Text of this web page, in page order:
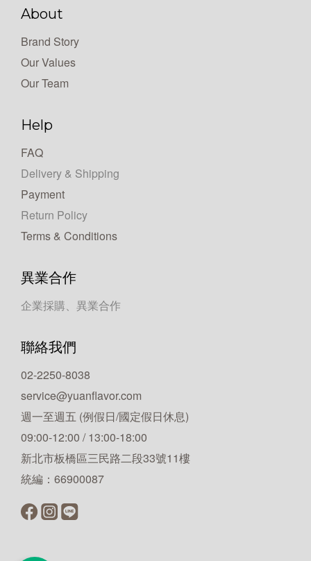
About
Brand Story
Our Values
Our Team
Help
FAQ
Delivery & Shipping
Payment
Return Policy
Terms & Conditions
異業合作
企業採購、異業合作
聯絡我們
02-2250-8038
service@yuanflavor.com
週一至週五 (例假日/國定假日休息)
09:00-12:00 / 13:00-18:00
新北市板橋區三民路二段33號11樓
統編：66900087